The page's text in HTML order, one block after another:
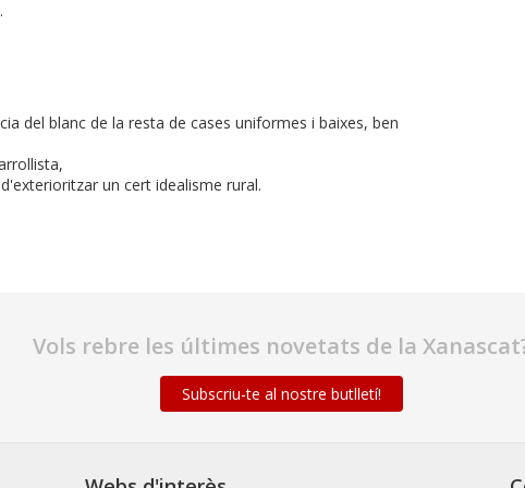
del blanc de la resta de cases uniformes i baixes, ben
un cert idealisme rural.
Vols rebre les últimes novetats de la
Subscriu-te al nostre butlletí!